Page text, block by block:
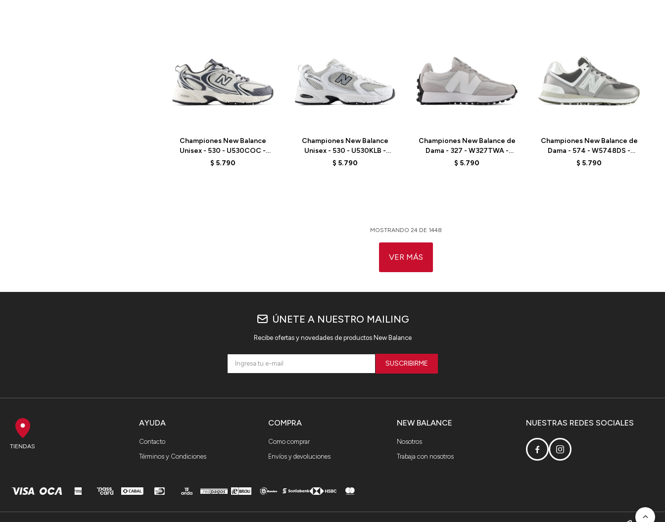
Championes New Balance
Unisex - 530 - U530COC -
WHITE
$ 5.790
Championes New Balance
Unisex - 530 - U530KLB -
WHITE
$ 5.790
Championes New Balance de
Dama - 327 - W327TWA -
GREY
$ 5.790
Championes New Balance de
Dama - 574 - W5748DS -
GREY
$ 5.790
MOSTRANDO 24DE 1448
VER MÁS
TIENDAS
AYUDA
Contacto
Términos y Condiciones
NEW BALANCE
Nosotros
Trabaja con nosotros
COMPRA
Como comprar
Envíos y devoluciones
NUESTRAS REDES SOCIALES
 
ÚNETE A NUESTRO MAILING
Recibe ofertas y novedades de productos New Balance
SUSCRIBIRME